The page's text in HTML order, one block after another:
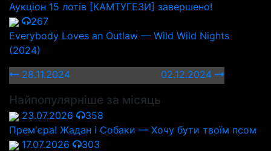
Аукціон 15 лотів [КАМТУГЕЗИ] завершено!
267
Everybody Loves an Outlaw — Wild Wild Nights
(2024)
28.11.2024
02.12.2024
Найпопулярніше за місяць
23.07.2026
358
Прем'єра! Жадан і Собаки — Хочу бути твоїм псом
17.07.2026
303